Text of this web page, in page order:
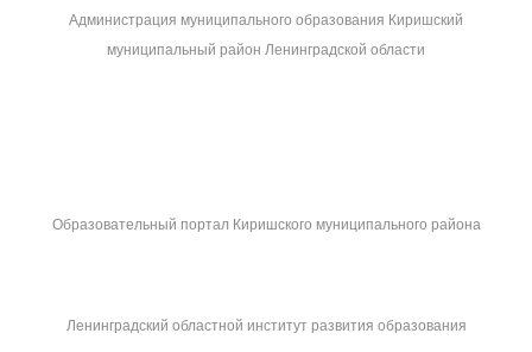
Администрация муниципального образования Киришский
муниципальный район Ленинградской области
Образовательный портал Киришского муниципального района
Ленинградский областной институт развития образования